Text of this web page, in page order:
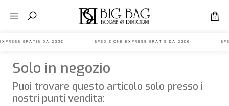
0
EXPRESS GRATIS DA 200€ SPEDIZIONE EXPRESS GRATIS DA 200€
Solo in negozio
Puoi trovare questo articolo solo presso i
nostri punti vendita: